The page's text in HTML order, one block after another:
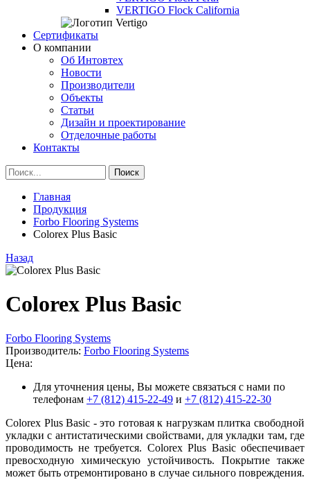
VERTIGO Flock California
Сертификаты
О компании
Об Интовтех
Новости
Производители
Объекты
Статьи
Дизайн и проектирование
Отделочные работы
Контакты
Главная
Продукция
Forbo Flooring Systems
Colorex Plus Basic
Назад
Colorex Plus Basic
Forbo Flooring Systems
Производитель: Forbo Flooring Systems
Цена:
Для уточнения цены, Вы можете связаться с нами по
телефонам +7 (812) 415-22-49 и +7 (812) 415-22-30
Colorex Plus Basic - это готовая к нагрузкам плитка свободной
укладки с антистатическими свойствами, для укладки там, где
проводимость не требуется. Colorex Plus Basic обеспечивает
превосходную химическую устойчивость. Покрытие также
может быть отремонтировано в случае сильного повреждения.